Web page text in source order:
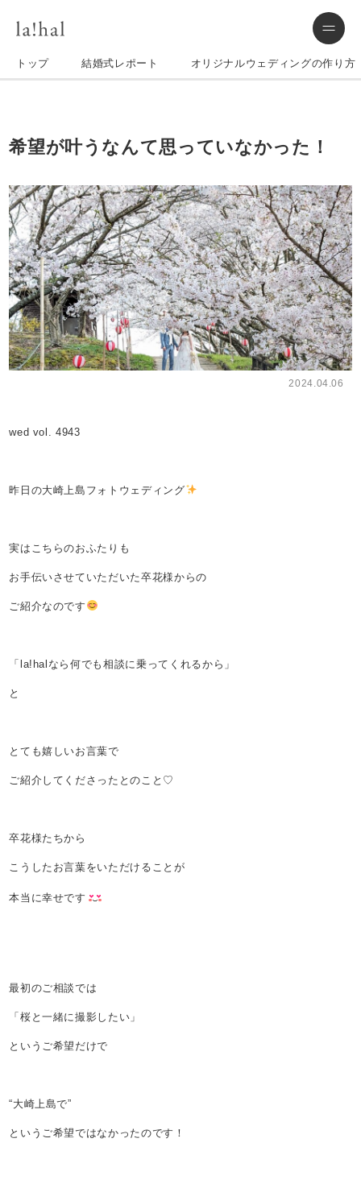
トップ 結婚式レポート オリジナルウェディングの作り方
希望が叶うなんて思っていなかった！
2024.04.06
wed vol. 4943
昨日の大崎上島フォトウェディング
実はこちらのおふたりも
お手伝いさせていただいた卒花様からの
ご紹介なのです
「la!halなら何でも相談に乗ってくれるから」
と
とても嬉しいお言葉で
ご紹介してくださったとのこと♡
卒花様たちから
こうしたお言葉をいただけることが
本当に幸せです
最初のご相談では
「桜と一緒に撮影したい」
というご希望だけで
“大崎上島で”
というご希望ではなかったのです！